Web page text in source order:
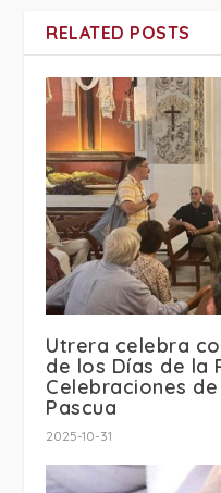
RELATED POSTS
Utrera celebra
de los Días de la
Celebraciones
Pascua
2025-10-31